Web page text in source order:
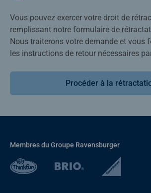
Vous pouvez exercer votre droit de
remplissant notre formulaire de
Nous traiterons votre demande et vous
les instructions de retour nécessaires
Procéder à la
Membres du Groupe Ravensburger